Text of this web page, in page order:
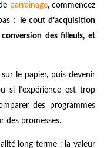
parrainage, commencez
:
le cout d’acquisition
des filleuls, et
le papier, puis devenir
si l’expérience est trop
des programmes
des promesses.
long terme : la valeur